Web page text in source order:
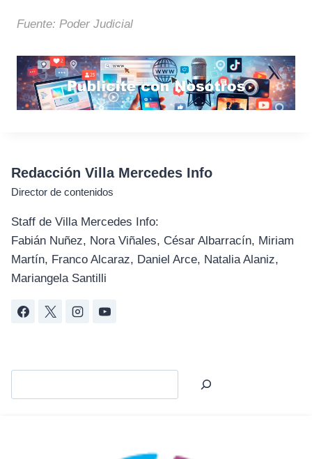
Fuente: Poder Judicial
Redacción Villa Mercedes Info
Director de contenidos
Staff de Villa Mercedes Info:
Fabián Nuñez, Nora Viñales, César Albarracín, Miriam
Martín, Franco Alcaraz, Daniel Arce, Natalia Alaniz,
Mariangela Santilli